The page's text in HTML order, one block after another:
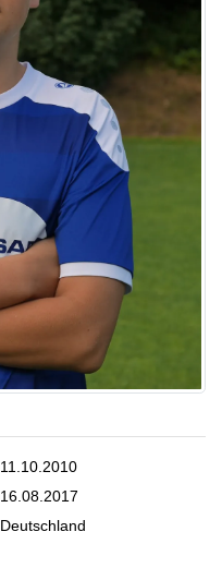
11.10.2010
16.08.2017
Deutschland